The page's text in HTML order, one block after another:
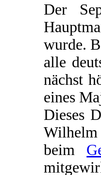
Der
wurde.
alle
nächst
eines
Dieses
beim